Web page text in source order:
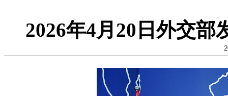
2026年4月20日外交